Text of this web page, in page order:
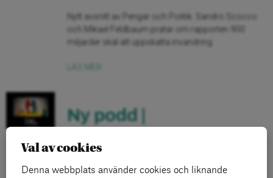
Nytt avsnitt av Pengar och Politik. Sandro Scocco
och Mikael Feldbaum pratar om rapporten 900
miljarder skäl att uppskatta invandring.
Ny podd |
Sommaravslutning
Val av cookies
Denna webbplats använder cookies och liknande